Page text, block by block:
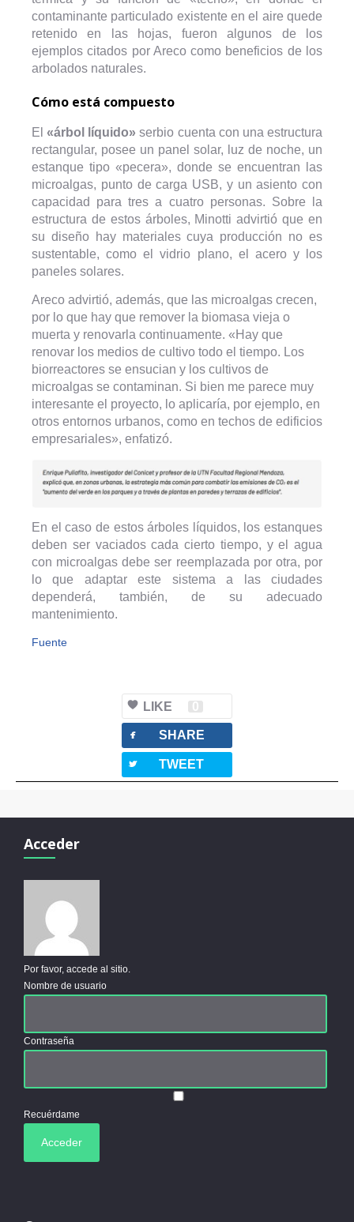
contaminante particulado existente en el aire quede
retenido en las hojas, fueron algunos de los
ejemplos citados por Areco como beneficios de los
arbolados naturales.
Cómo está compuesto
El«árbol líquido» serbio cuenta con una estructura
rectangular, posee un panel solar, luz de noche, un
estanque tipo «pecera», donde se encuentran las
microalgas, punto de carga USB, y un asiento con
capacidad para tres a cuatro personas. Sobre la
estructura de estos árboles, Minotti advirtió que en
su diseño hay materiales cuya producción no es
sustentable, como el vidrio plano, el acero y los
paneles solares.
Areco advirtió, además, que las microalgas crecen,
por lo que hay que remover la biomasa vieja o
muerta y renovarla continuamente. «Hay que
renovar los medios de cultivo todo el tiempo. Los
biorreactores se ensucian y los cultivos de
microalgas se contaminan. Si bien me parece muy
interesante el proyecto, lo aplicaría, por ejemplo, en
otros entornos urbanos, como en techos de edificios
empresariales», enfatizó.
En el caso de estos árboles líquidos, los estanques
deben ser vaciados cada cierto tiempo, y el agua
con microalgas debe ser reemplazada por otra, por
lo que adaptar este sistema a las ciudades
dependerá, también, de su adecuado
mantenimiento.
Fuente
LIKE 0
facebook SHARE
twitterbird TWEET
Acceder
Por favor, accede al sitio.
Nombre de usuario
Contraseña
Recuérdame